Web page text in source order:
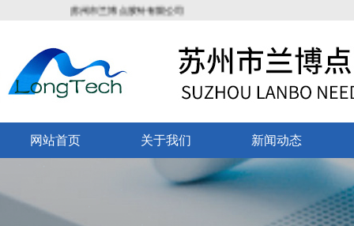
苏州市兰博点胶针有限公司
网站首页 关于我们 新闻动态